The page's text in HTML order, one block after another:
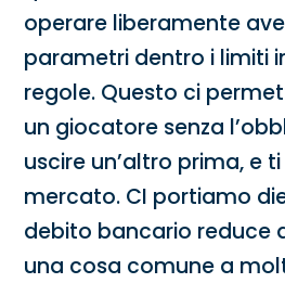
operare liberamente
parametri dentro i limiti
regole. Questo ci
un giocatore senza
uscire un’altro prima, e
mercato. CI portiamo
debito bancario reduce
una cosa comune a